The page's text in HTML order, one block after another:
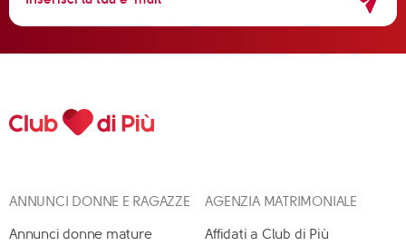
ANNUNCI DONNE E RAGAZZE
Annunci donne mature
AGENZIA MATRIMONIALE
Affidati a Club di Più